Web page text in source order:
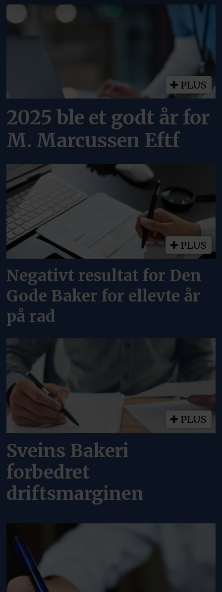
PLUS
2025 ble et godt år for
M. Marcussen Eftf
PLUS
Negativt resultat for Den
Gode Baker for ellevte år
på rad
PLUS
Sveins Bakeri
forbedret
driftsmarginen